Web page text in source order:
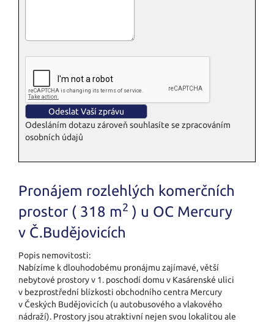
Odesláním dotazu zároveň souhlasíte se zpracováním
osobních údajů
Pronájem rozlehlých komerčních
prostor ( 318 m2 ) u OC Mercury
v Č.Budějovicích
Popis nemovitosti:
Nabízíme k dlouhodobému pronájmu zajímavé, větší
nebytové prostory v 1. poschodí domu v Kasárenské ulici
v bezprostřední blízkosti obchodního centra Mercury
v Českých Budějovicích (u autobusového a vlakového
nádraží). Prostory jsou atraktivní nejen svou lokalitou ale